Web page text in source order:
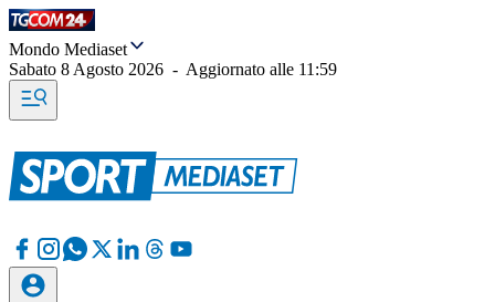
Mondo Mediaset
Sabato 8 Agosto 2026 - Aggiornato alle 11:59